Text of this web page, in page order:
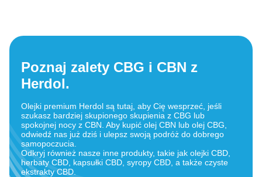
Poznaj zalety CBG i CBN z
Herdol.
Olejki premium Herdol są tutaj, aby Cię wesprzeć, jeśli
szukasz bardziej skupionego skupienia z CBG lub
spokojnej nocy z CBN. Aby kupić olej CBN lub olej CBG,
odwiedź nas już dziś i ulepsz swoją podróż do dobrego
samopoczucia.
Odkryj również nasze inne produkty, takie jak olejki CBD,
herbaty CBD, kapsułki CBD, syropy CBD, a także czyste
ekstrakty CBD.